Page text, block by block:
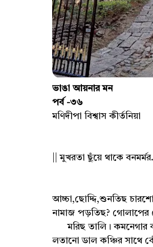
ভাঙা আয়নার মন
পর্ব -৩৬
মণিদীপা বিশ্বাস কীর্তনিয়া
|| মুখরতা ছুঁয়ে থাকে
আচ্চা,ছোদ্দি,শুনতিছ
নামাজ পড়তিছ? গোলাপের
মরিছ তালি। কমনেগার
লতানো ডাল কঞ্চির